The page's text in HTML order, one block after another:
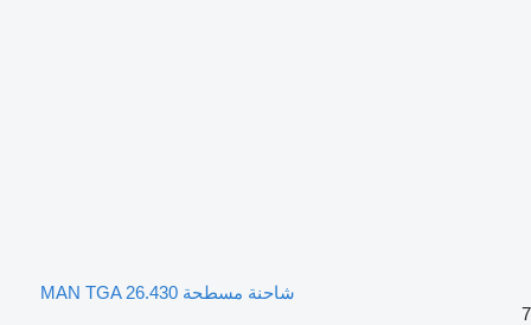
شاحنة مسطحة MAN TGA 26.430
7